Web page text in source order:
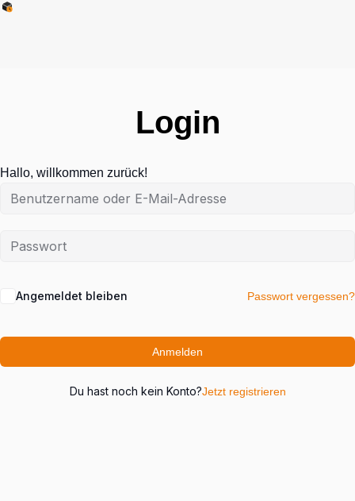
Login
Hallo, willkommen zurück!
Angemeldet bleiben Passwort vergessen?
Anmelden
Du hast noch kein Konto?Jetzt registrieren